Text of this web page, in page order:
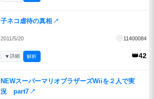
子ネコ虐待の真相 ↗
2011/5/20 11400084
👑42
▼詳細 解析
NEWスーパーマリオブラザーズWiiを２人で実
況 part7 ↗